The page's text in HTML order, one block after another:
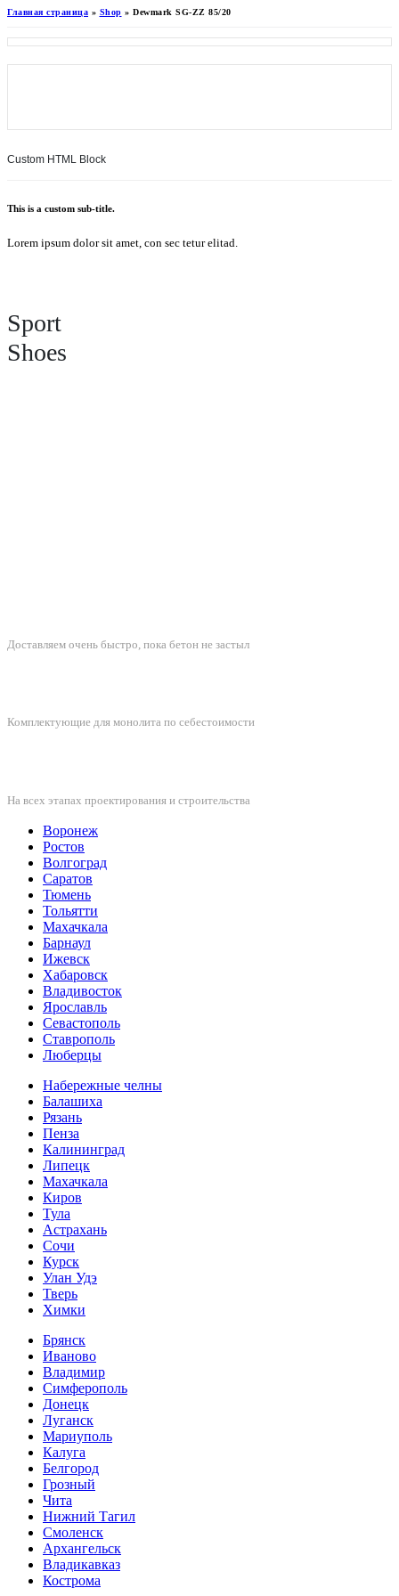
Главная страница » Shop » Dewmark SG-ZZ 85/20
Custom HTML Block
This is a custom sub-title.
Lorem ipsum dolor sit amet, con sec tetur elitad.
Sport
Shoes
Доставляем очень быстро, пока бетон не застыл
Комплектующие для монолита по себестоимости
На всех этапах проектирования и строительства
Воронеж
Ростов
Волгоград
Саратов
Тюмень
Тольятти
Махачкала
Барнаул
Ижевск
Хабаровск
Владивосток
Ярославль
Севастополь
Ставрополь
Люберцы
Набережные челны
Балашиха
Рязань
Пенза
Калининград
Липецк
Махачкала
Киров
Тула
Астрахань
Сочи
Курск
Улан Удэ
Тверь
Химки
Брянск
Иваново
Владимир
Симферополь
Донецк
Луганск
Мариуполь
Калуга
Белгород
Грозный
Чита
Нижний Тагил
Смоленск
Архангельск
Владикавказ
Кострома